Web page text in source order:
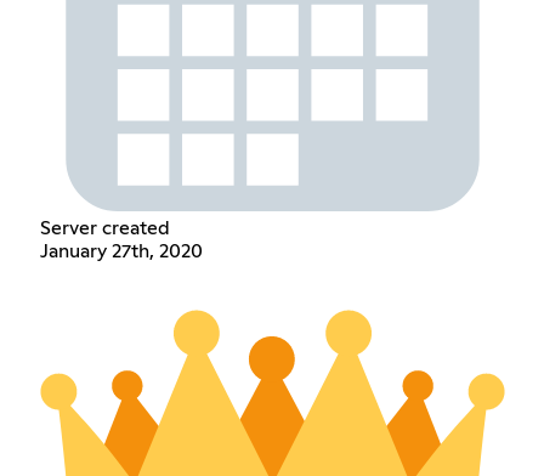
Server created
January 27th, 2020